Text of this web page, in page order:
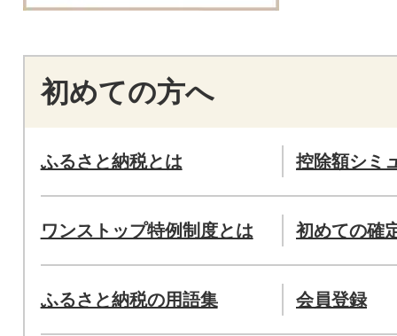
初めての方へ
ふるさと納税とは 控除額シミ
ワンストップ特例制度とは 初めての確
ふるさと納税の用語集 会員登録